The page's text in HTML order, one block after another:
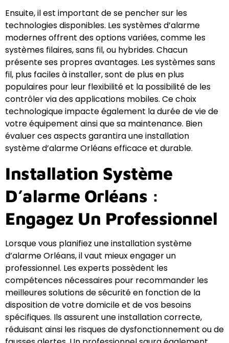
Ensuite, il est important de se pencher sur les
technologies disponibles. Les systèmes d’alarme
modernes offrent des options variées, comme les
systèmes filaires, sans fil, ou hybrides. Chacun
présente ses propres avantages. Les systèmes sans
fil, plus faciles à installer, sont de plus en plus
populaires pour leur flexibilité et la possibilité de les
contrôler via des applications mobiles. Ce choix
technologique impacte également la durée de vie de
votre équipement ainsi que sa maintenance. Bien
évaluer ces aspects garantira une installation
système d’alarme Orléans efficace et durable.
Installation Système
D’alarme Orléans :
Engagez Un Professionnel
Lorsque vous planifiez une installation système
d’alarme Orléans, il vaut mieux engager un
professionnel. Les experts possèdent les
compétences nécessaires pour recommander les
meilleures solutions de sécurité en fonction de la
disposition de votre domicile et de vos besoins
spécifiques. Ils assurent une installation correcte,
réduisant ainsi les risques de dysfonctionnement ou de